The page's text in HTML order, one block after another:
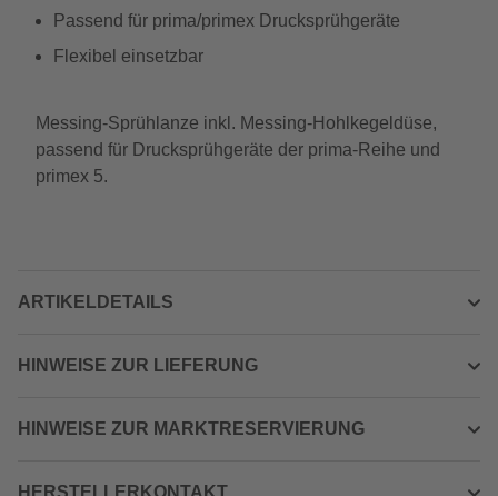
Passend für prima/primex Drucksprühgeräte
Flexibel einsetzbar
Messing-Sprühlanze inkl. Messing-Hohlkegeldüse,
passend für Drucksprühgeräte der prima-Reihe und
primex 5.
ARTIKELDETAILS
HINWEISE ZUR LIEFERUNG
HINWEISE ZUR MARKTRESERVIERUNG
HERSTELLERKONTAKT